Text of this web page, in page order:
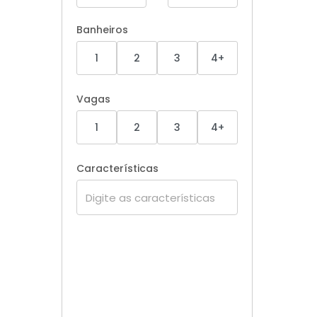
Banheiros
1
2 3 4+
Vagas
1
2 3 4+
Características